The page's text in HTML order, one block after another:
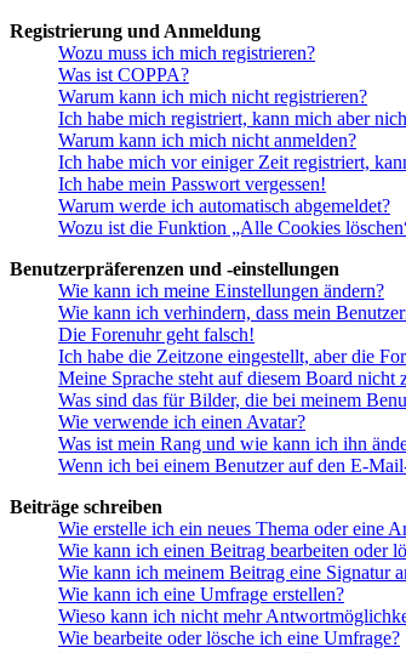
Registrierung und Anmeldung
Wozu muss ich mich registrieren?
Was ist COPPA?
Warum kann ich mich nicht registrieren?
Ich habe mich registriert, kann mich aber
Warum kann ich mich nicht anmelden?
Ich habe mich vor einiger Zeit registriert,
Ich habe mein Passwort vergessen!
Warum werde ich automatisch abgemeldet?
Wozu ist die Funktion „Alle Cookies
Benutzerpräferenzen und -einstellungen
Wie kann ich meine Einstellungen ändern?
Wie kann ich verhindern, dass mein
Die Forenuhr geht falsch!
Ich habe die Zeitzone eingestellt, aber die
Meine Sprache steht auf diesem Board nicht
Was sind das für Bilder, die bei meinem
Wie verwende ich einen Avatar?
Was ist mein Rang und wie kann ich ihn
Wenn ich bei einem Benutzer auf den E-
Beiträge schreiben
Wie erstelle ich ein neues Thema oder eine
Wie kann ich einen Beitrag bearbeiten oder
Wie kann ich meinem Beitrag eine Signatur
Wie kann ich eine Umfrage erstellen?
Wieso kann ich nicht mehr
Wie bearbeite oder lösche ich eine Umfrage?